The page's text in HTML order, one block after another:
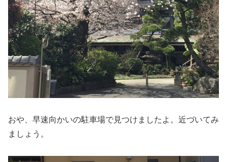
おや、早速向かいの駐車場で見つけましたよ。近づいてみ
ましょう。